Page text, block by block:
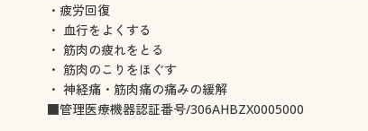
・疲労回復
・ 血行をよくする
・ 筋肉の疲れをとる
・ 筋肉のこりをほぐす
・ 神経痛・筋肉痛の痛みの緩解
■管理医療機器認証番号/306AHBZX0005000